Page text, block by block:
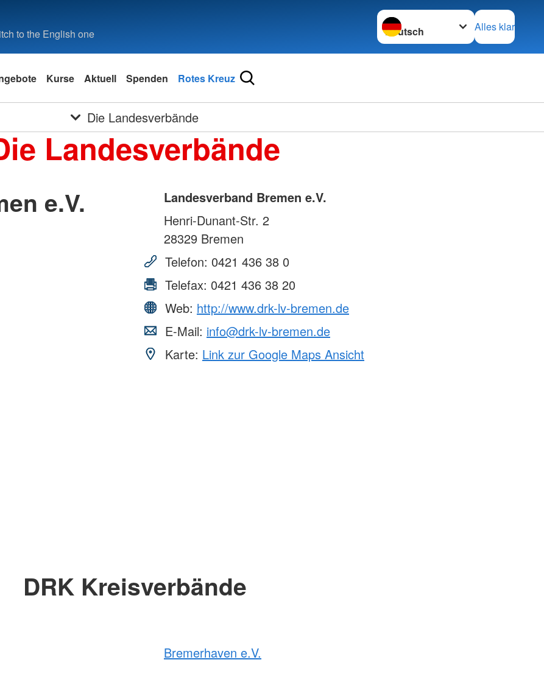
to the English one
Sprache wechseln zu
Alles klar
Kurse Aktuell Spenden Rotes Kreuz
Die Landesverbände
Landesverbände
e.V.
Landesverband Bremen e.V.
Henri-Dunant-Str. 2
28329 Bremen
Telefon: 0421 436 38 0
Telefax: 0421 436 38 20
Web: http://www.drk-lv-bremen.de
E-Mail: info@drk-lv-bremen.de
Karte: Link zur Google Maps Ansicht
DRK Kreisverbände
Bremerhaven e.V.